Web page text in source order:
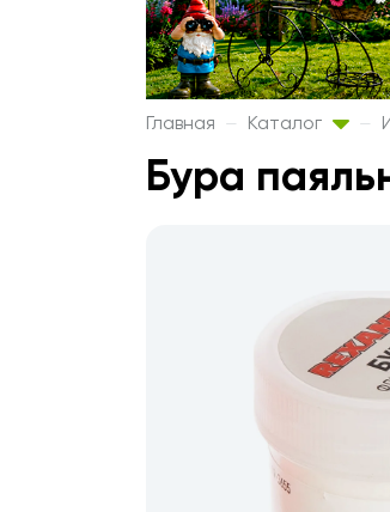
Главная Каталог
Бура